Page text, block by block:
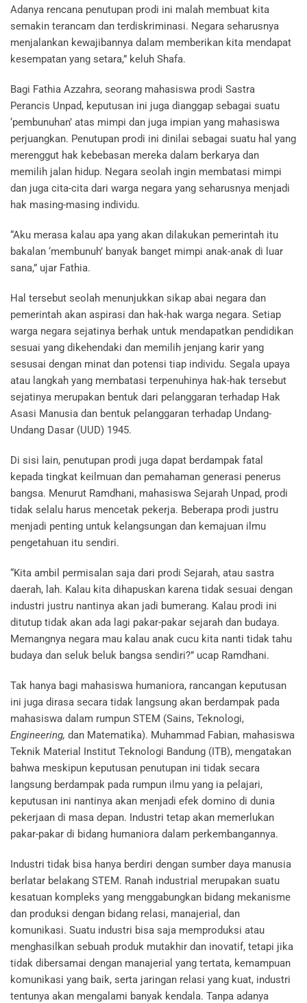
Adanya rencana penutupan prodi ini malah membuat kita
semakin terancam dan terdiskriminasi. Negara seharusnya
menjalankan kewajibannya dalam memberikan kita mendapat
kesempatan yang setara,” keluh Shafa.
Bagi Fathia Azzahra, seorang mahasiswa prodi Sastra
Perancis Unpad, keputusan ini juga dianggap sebagai suatu
‘pembunuhan’ atas mimpi dan juga impian yang mahasiswa
perjuangkan. Penutupan prodi ini dinilai sebagai suatu hal yang
merenggut hak kebebasan mereka dalam berkarya dan
memilih jalan hidup. Negara seolah ingin membatasi mimpi
dan juga cita-cita dari warga negara yang seharusnya menjadi
hak masing-masing individu.
“Aku merasa kalau apa yang akan dilakukan pemerintah itu
bakalan ‘membunuh’ banyak banget mimpi anak-anak di luar
sana,” ujar Fathia.
Hal tersebut seolah menunjukkan sikap abai negara dan
pemerintah akan aspirasi dan hak-hak warga negara. Setiap
warga negara sejatinya berhak untuk mendapatkan pendidikan
sesuai yang dikehendaki dan memilih jenjang karir yang
sesusai dengan minat dan potensi tiap individu. Segala upaya
atau langkah yang membatasi terpenuhinya hak-hak tersebut
sejatinya merupakan bentuk dari pelanggaran terhadap Hak
Asasi Manusia dan bentuk pelanggaran terhadap Undang-
Undang Dasar (UUD) 1945.
Di sisi lain, penutupan prodi juga dapat berdampak fatal
kepada tingkat keilmuan dan pemahaman generasi penerus
bangsa. Menurut Ramdhani, mahasiswa Sejarah Unpad, prodi
tidak selalu harus mencetak pekerja. Beberapa prodi justru
menjadi penting untuk kelangsungan dan kemajuan ilmu
pengetahuan itu sendiri.
“Kita ambil permisalan saja dari prodi Sejarah, atau sastra
daerah, lah. Kalau kita dihapuskan karena tidak sesuai dengan
industri justru nantinya akan jadi bumerang. Kalau prodi ini
ditutup tidak akan ada lagi pakar-pakar sejarah dan budaya.
Memangnya negara mau kalau anak cucu kita nanti tidak tahu
budaya dan seluk beluk bangsa sendiri?” ucap Ramdhani.
Tak hanya bagi mahasiswa humaniora, rancangan keputusan
ini juga dirasa secara tidak langsung akan berdampak pada
mahasiswa dalam rumpun STEM (Sains, Teknologi,
Engineering, dan Matematika). Muhammad Fabian, mahasiswa
Teknik Material Institut Teknologi Bandung (ITB), mengatakan
bahwa meskipun keputusan penutupan ini tidak secara
langsung berdampak pada rumpun ilmu yang ia pelajari,
keputusan ini nantinya akan menjadi efek domino di dunia
pekerjaan di masa depan. Industri tetap akan memerlukan
pakar-pakar di bidang humaniora dalam perkembangannya.
Industri tidak bisa hanya berdiri dengan sumber daya manusia
berlatar belakang STEM. Ranah industrial merupakan suatu
kesatuan kompleks yang menggabungkan bidang mekanisme
dan produksi dengan bidang relasi, manajerial, dan
komunikasi. Suatu industri bisa saja memproduksi atau
menghasilkan sebuah produk mutakhir dan inovatif, tetapi jika
tidak dibersamai dengan manajerial yang tertata, kemampuan
komunikasi yang baik, serta jaringan relasi yang kuat, industri
tentunya akan mengalami banyak kendala. Tanpa adanya